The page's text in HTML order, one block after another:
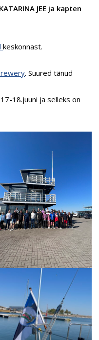
KATARINA JEE ja kapten
keskonnast.
. Suured tänud
18.juuni ja selleks on